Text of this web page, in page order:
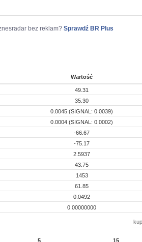
bez reklam? Sprawdź BR Plus
Wartość
49.31
35.30
0.0045 (SIGNAL: 0.0039)
0.0004 (SIGNAL: 0.0002)
-66.67
-75.17
2.5937
43.75
1453
61.85
0.0492
0.00000000
5 15